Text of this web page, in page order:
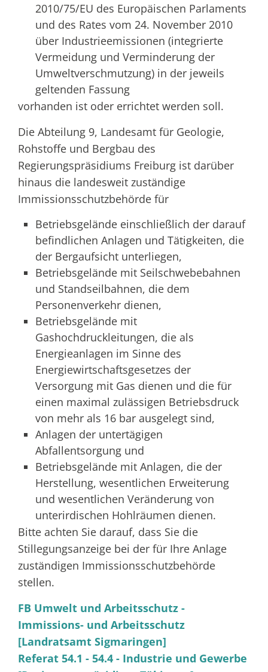
2010/75/EU des Europäischen Parlaments
und des Rates vom 24. November 2010
über Industrieemissionen (integrierte
Vermeidung und Verminderung der
Umweltverschmutzung) in der jeweils
geltenden Fassung
vorhanden ist oder errichtet werden soll.
Die Abteilung 9, Landesamt für Geologie,
Rohstoffe und Bergbau des
Regierungspräsidiums Freiburg ist darüber
hinaus die landesweit zuständige
Immissionsschutzbehörde für
Betriebsgelände einschließlich der darauf
befindlichen Anlagen und Tätigkeiten, die
der Bergaufsicht unterliegen,
Betriebsgelände mit Seilschwebebahnen
und Standseilbahnen, die dem
Personenverkehr dienen,
Betriebsgelände mit
Gashochdruckleitungen, die als
Energieanlagen im Sinne des
Energiewirtschaftsgesetzes der
Versorgung mit Gas dienen und die für
einen maximal zulässigen Betriebsdruck
von mehr als 16 bar ausgelegt sind,
Anlagen der untertägigen
Abfallentsorgung und
Betriebsgelände mit Anlagen, die der
Herstellung, wesentlichen Erweiterung
und wesentlichen Veränderung von
unterirdischen Hohlräumen dienen.
Bitte achten Sie darauf, dass Sie die
Stillegungsanzeige bei der für Ihre Anlage
zuständigen Immissionsschutzbehörde
stellen.
FB Umwelt und Arbeitsschutz -
Immissions- und Arbeitsschutz
[Landratsamt Sigmaringen]
Referat 54.1 - 54.4 - Industrie und Gewerbe